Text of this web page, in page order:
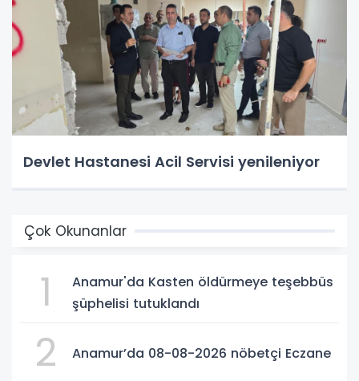
Devlet Hastanesi Acil Servisi yenileniyor
Çok Okunanlar
1
Anamur'da Kasten öldürmeye teşebbüs
şüphelisi tutuklandı
2 Anamur’da 08-08-2026 nöbetçi Eczane